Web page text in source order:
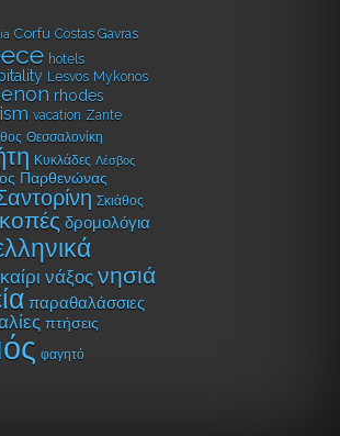
Corfu Costas Gavras
hotels
Lesvos Mykonos
rhodes
vacation Zante
Θεσσαλονίκη
Κυκλάδες Λέσβος
Παρθενώνας
Σκιάθος
δρομολόγια
νάξος νησιά
παραθαλάσσιες
πτήσεις
φαγητό